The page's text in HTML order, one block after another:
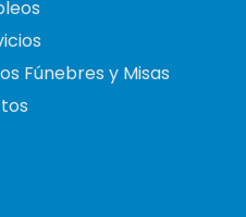
Fúnebres y Misas